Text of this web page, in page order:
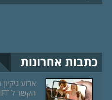
כתבות אחרונות
הקשר ל NFT ?